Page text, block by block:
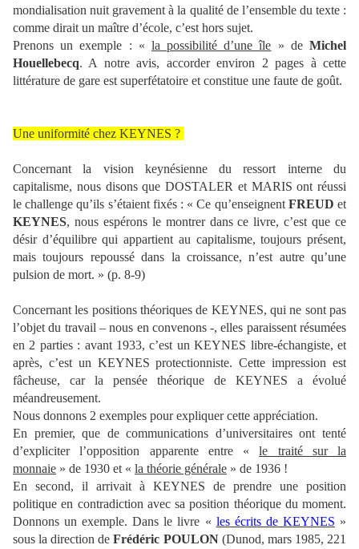
mondialisation nuit gravement à la qualité de l’ensemble du texte :
comme dirait un maître d’école, c’est hors sujet.
Prenons un exemple : « la possibilité d’une île » deMichel
Houellebecq. A notre avis, accorder environ 2 pages à cette
littérature de gare est superfétatoire et constitue une faute de goût.
Une uniformité chez KEYNES ?
Concernant la vision keynésienne du ressort interne du
capitalisme, nous disons que DOSTALER et MARIS ont réussi
le challenge qu’ils s’étaient fixés : « Ce qu’enseignent FREUD et
KEYNES, nous espérons le montrer dans ce livre, c’est que ce
désir d’équilibre qui appartient au capitalisme, toujours présent,
mais toujours repoussé dans la croissance, n’est autre qu’une
pulsion de mort. » (p. 8-9)
Concernant les positions théoriques de KEYNES, qui ne sont pas
l’objet du travail – nous en convenons -, elles paraissent résumées
en 2 parties : avant 1933, c’est un KEYNES libre-échangiste, et
après, c’est un KEYNES protectionniste. Cette impression est
fâcheuse, car la pensée théorique de KEYNES a évolué
méandreusement.
Nous donnons 2 exemples pour expliquer cette appréciation.
En premier, que de communications d’universitaires ont tenté
d’expliciter l’opposition apparente entre «le traité sur la
monnaie » de 1930 et « la théorie générale » de 1936 !
En second, il arrivait à KEYNES de prendre une position
politique en contradiction avec sa position théorique du moment.
Donnons un exemple. Dans le livre « les écrits de KEYNES »
sous la direction deFrédéric POULON(Dunod, mars 1985, 221